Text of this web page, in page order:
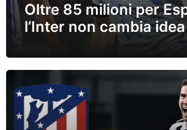
Oltre 85 milioni per
l’Inter non cambia idea